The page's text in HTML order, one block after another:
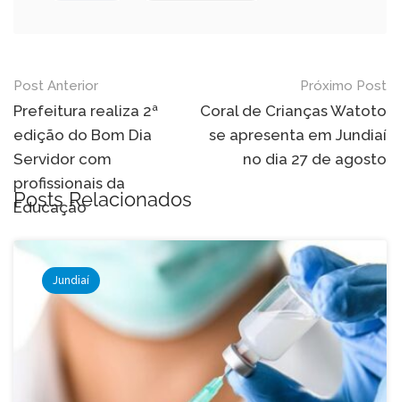
Navegação
de
Post
Post Anterior
Prefeitura realiza 2ª
edição do Bom Dia
Servidor com
profissionais da
Educação
Próximo Post
Coral de Crianças Watoto
se apresenta em Jundiaí
no dia 27 de agosto
Posts Relacionados
Jundiaí